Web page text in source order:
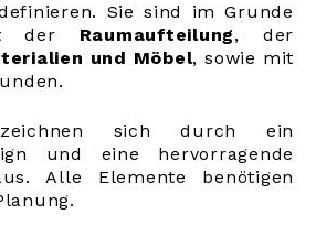
Sie sind im Grunde
der Raumaufteilung, der
und Möbel, sowie mit
zeichnen sich durch ein
und eine hervorragende
Alle Elemente benötigen